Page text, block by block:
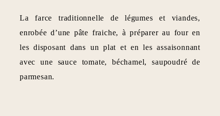
La farce traditionnelle de légumes et viandes,
enrobée d’une pâte fraiche, à préparer au four en
les disposant dans un plat et en les assaisonnant
avec une sauce tomate, béchamel, saupoudré de
parmesan.